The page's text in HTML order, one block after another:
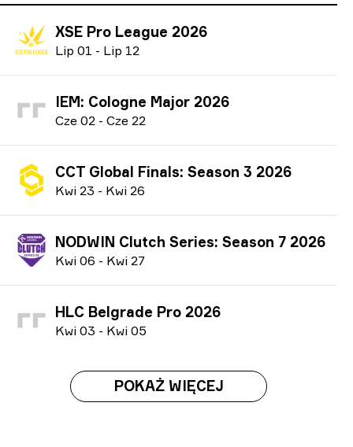
XSE Pro League 2026
Lip 01 - Lip 12
IEM: Cologne Major 2026
Cze 02 - Cze 22
CCT Global Finals: Season 3 2026
Kwi 23 - Kwi 26
NODWIN Clutch Series: Season 7 2026
Kwi 06 - Kwi 27
HLC Belgrade Pro 2026
Kwi 03 - Kwi 05
POKAŻ WIĘCEJ